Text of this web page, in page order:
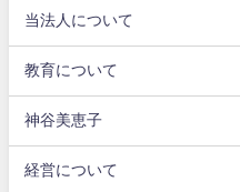
当法人について
教育について
神谷美恵子
経営について